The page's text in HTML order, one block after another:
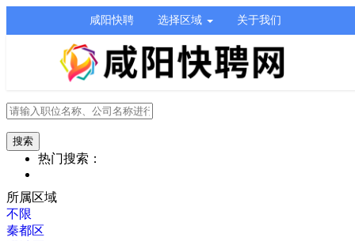
咸阳快聘 选择区域 关于我们
热门搜索：
所属区域
不限
秦都区